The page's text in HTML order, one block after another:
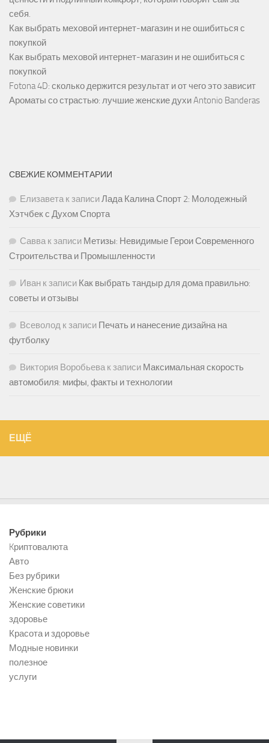
себя.
Как выбрать меховой интернет-магазин и не ошибиться с
покупкой
Как выбрать меховой интернет-магазин и не ошибиться с
покупкой
Fotona 4D: сколько держится результат и от чего это зависит
Ароматы со страстью: лучшие женские духи Antonio Banderas
СВЕЖИЕ КОММЕНТАРИИ
Елизаветак записиЛада Калина Спорт 2: Молодежный
Хэтчбек с Духом Спорта
Саввак записи Метизы: Невидимые Герои Современного
Строительства и Промышленности
Иван к записи Как выбрать тандыр для дома правильно:
советы и отзывы
Всеволод к записи Печать и нанесение дизайна на
футболку
Виктория Воробьевак записи Максимальная скорость
автомобиля: мифы, факты и технологии
ЕЩЁ
Рубрики
Kриптовалюта
Авто
Без рубрики
Женские брюки
Женские советики
здоровье
Красота и здоровье
Модные новинки
полезное
услуги